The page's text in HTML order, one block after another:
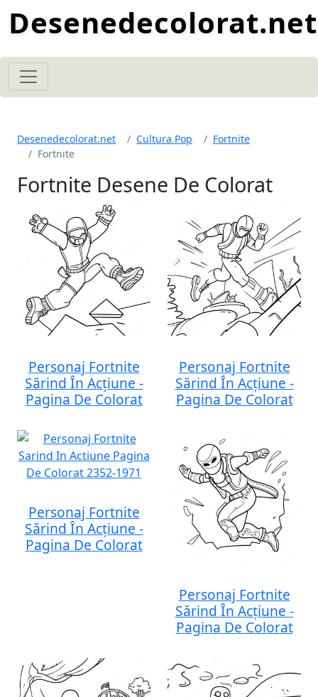
Desenedecolorat.net
Desenedecolorat.net Cultura Pop
Fortnite
Fortnite
Fortnite Desene De Colorat
Personaj Fortnite
Sărind În Acțiune -
Pagina De Colorat
Personaj Fortnite
Sărind În Acțiune -
Pagina De Colorat
Personaj Fortnite
Sărind În Acțiune -
Pagina De Colorat
Personaj Fortnite
Sărind În Acțiune -
Pagina De Colorat